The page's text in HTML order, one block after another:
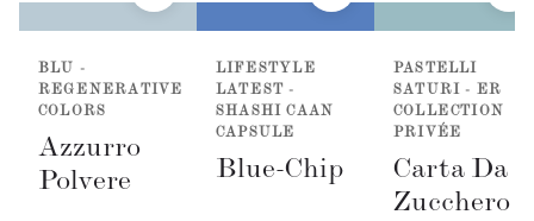
BLU -
REGENERATIVE
COLORS
Azzurro
Polvere
LIFESTYLE
LATEST -
SHASHI CAAN
CAPSULE
Blue-Chip
PASTELLI
SATURI - ER
COLLECTION
PRIVÉE
Carta Da
Zucchero